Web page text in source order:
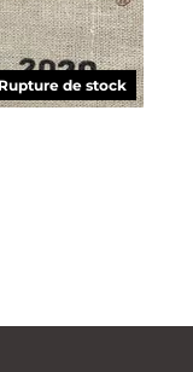
Rupture de stock